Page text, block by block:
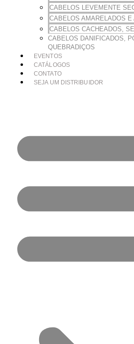
CABELOS LEVEMENTE
CABELOS AMARELADOS E
CABELOS CACHEADOS,
CABELOS DANIFICADOS,
QUEBRADIÇOS
EVENTOS
CATÁLOGOS
CONTATO
SEJA UM DISTRIBUIDOR